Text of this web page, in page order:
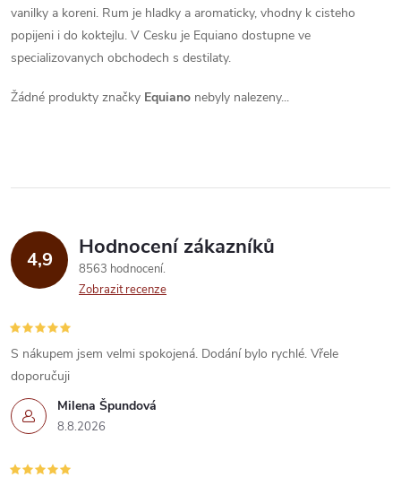
vanilky a koreni. Rum je hladky a aromaticky, vhodny k cisteho
popijeni i do koktejlu. V Cesku je Equiano dostupne ve
specializovanych obchodech s destilaty.
Žádné produkty značky Equiano nebyly nalezeny...
4,9 Hodnocení zákazníků
8563 hodnocení
Zobrazit recenze
Milena Špundová
8.8.2026
S nákupem jsem velmi spokojená. Dodání bylo rychlé. Vřele
doporučuji